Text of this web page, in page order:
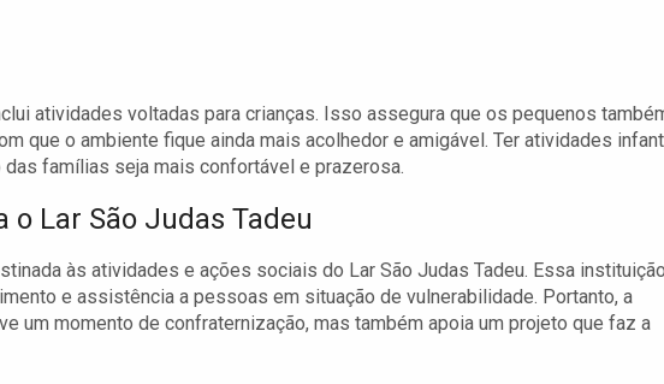
atividades voltadas para crianças. Isso assegura que os pequenos
que o ambiente fique ainda mais acolhedor e amigável. Ter atividades
famílias seja mais confortável e prazerosa.
o Lar São Judas Tadeu
às atividades e ações sociais do Lar São Judas Tadeu. Essa
e assistência a pessoas em situação de vulnerabilidade. Portanto, a
um momento de confraternização, mas também apoia um projeto que faz a